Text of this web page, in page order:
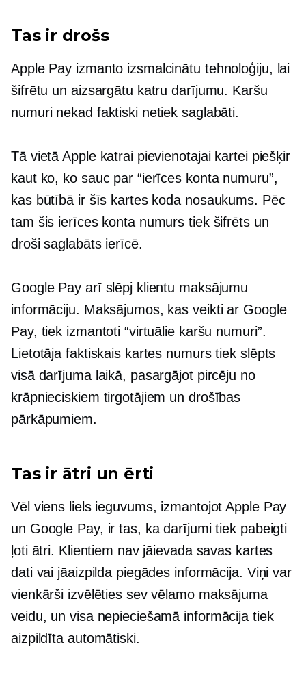
Tas ir drošs
Apple Pay izmanto izsmalcinātu tehnoloģiju, lai
šifrētu un aizsargātu katru darījumu. Karšu
numuri nekad faktiski netiek saglabāti.
Tā vietā Apple katrai pievienotajai kartei piešķir
kaut ko, ko sauc par “ierīces konta numuru”,
kas būtībā ir šīs kartes koda nosaukums. Pēc
tam šis ierīces konta numurs tiek šifrēts un
droši saglabāts ierīcē.
Google Pay arī slēpj klientu maksājumu
informāciju. Maksājumos, kas veikti ar Google
Pay, tiek izmantoti “virtuālie karšu numuri”.
Lietotāja faktiskais kartes numurs tiek slēpts
visā darījuma laikā, pasargājot pircēju no
krāpnieciskiem tirgotājiem un drošības
pārkāpumiem.
Tas ir ātri un ērti
Vēl viens liels ieguvums, izmantojot Apple Pay
un Google Pay, ir tas, ka darījumi tiek pabeigti
ļoti ātri. Klientiem nav jāievada savas kartes
dati vai jāaizpilda piegādes informācija. Viņi var
vienkārši izvēlēties sev vēlamo maksājuma
veidu, un visa nepieciešamā informācija tiek
aizpildīta automātiski.